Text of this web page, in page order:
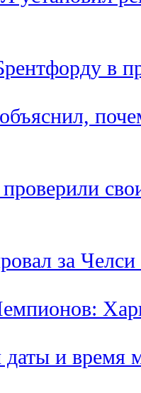
в
за
и время